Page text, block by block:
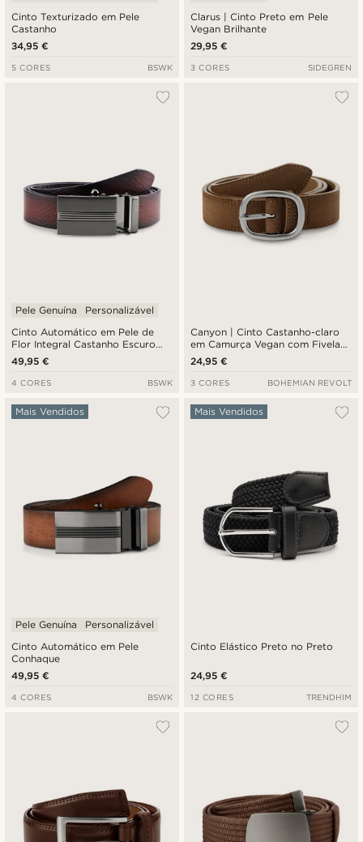
Cinto Texturizado em Pele
Castanho
34,95 €
5 CORES BSWK
Clarus | Cinto Preto em Pele
Vegan Brilhante
29,95 €
3 CORES SIDEGREN
Cinto Automático em Pele de
Flor Integral Castanho Escuro
com Fivela Maciça
Pele Genuína Personalizável
49,95 €
4 CORES BSWK
Canyon | Cinto Castanho-claro
em Camurça Vegan com Fivela
Arredondada
24,95 €
3 CORES BOHEMIAN REVOLT
Cinto Automático em Pele
Conhaque
Mais Vendidos
Pele Genuína Personalizável
49,95 €
4 CORES BSWK
Cinto Elástico Preto no Preto
Mais Vendidos
24,95 €
12 CORES TRENDHIM